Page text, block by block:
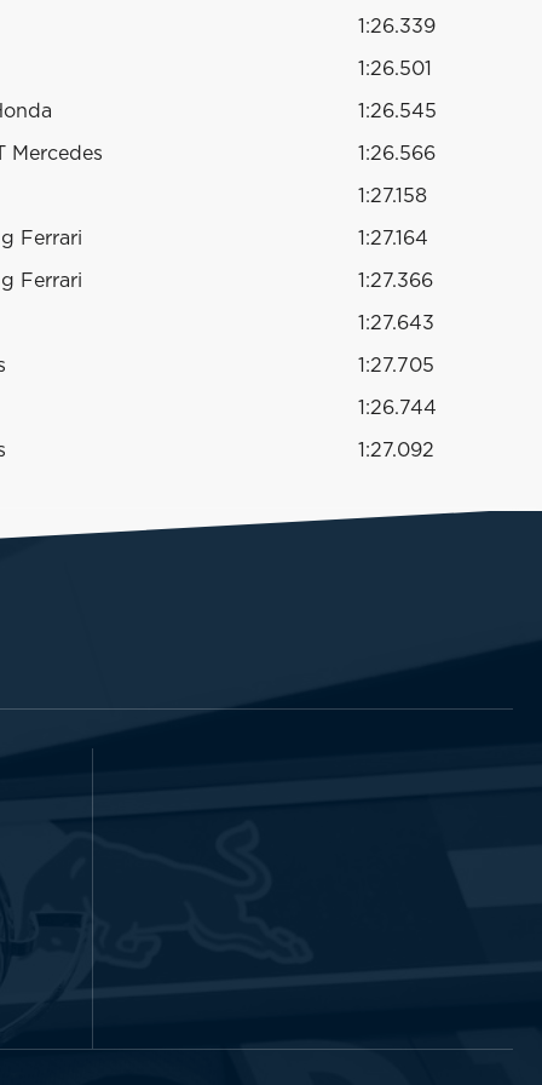
1:26.339
1:26.501
1:26.545
Mercedes 1:26.566
1:27.158
Ferrari 1:27.164
Ferrari 1:27.366
1:27.643
1:27.705
1:26.744
1:27.092